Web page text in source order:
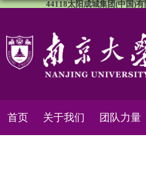
44118太阳成城集团(中国)
首页 关于我们 团队力量